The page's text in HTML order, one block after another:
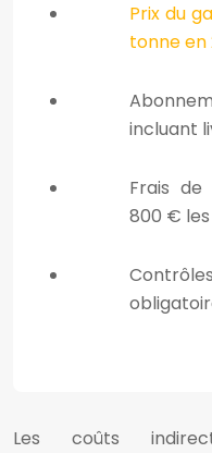
Prix du
tonne en
incluant
Frais de
800 €
Les coûts